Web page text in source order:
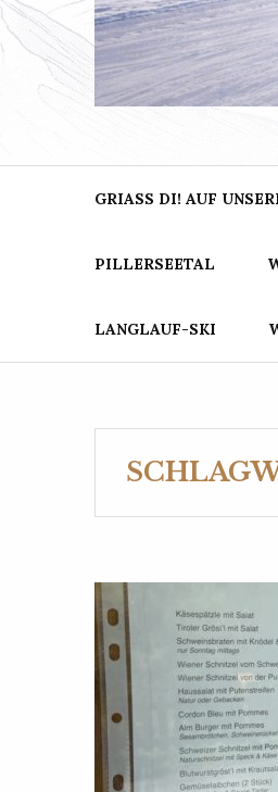
GRIASS DI! AUF
PILLERSEETAL
LANGLAUF-SKI